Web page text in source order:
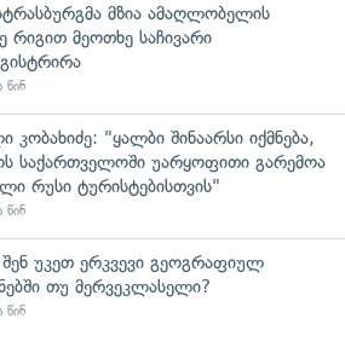
მზია ამაღლობელის
რიგით მეოთხე საჩივარი
წინ
კობახიძე: "ყალბი შინაარსი იქმნება,
საქართველოში უარყოფითი გარემოა
რუსი ტურისტებისთვის"
წინ
შენ უკეთ ერკვევი გეოგრაფიულ
თუ მერვეკლასელი?
წინ